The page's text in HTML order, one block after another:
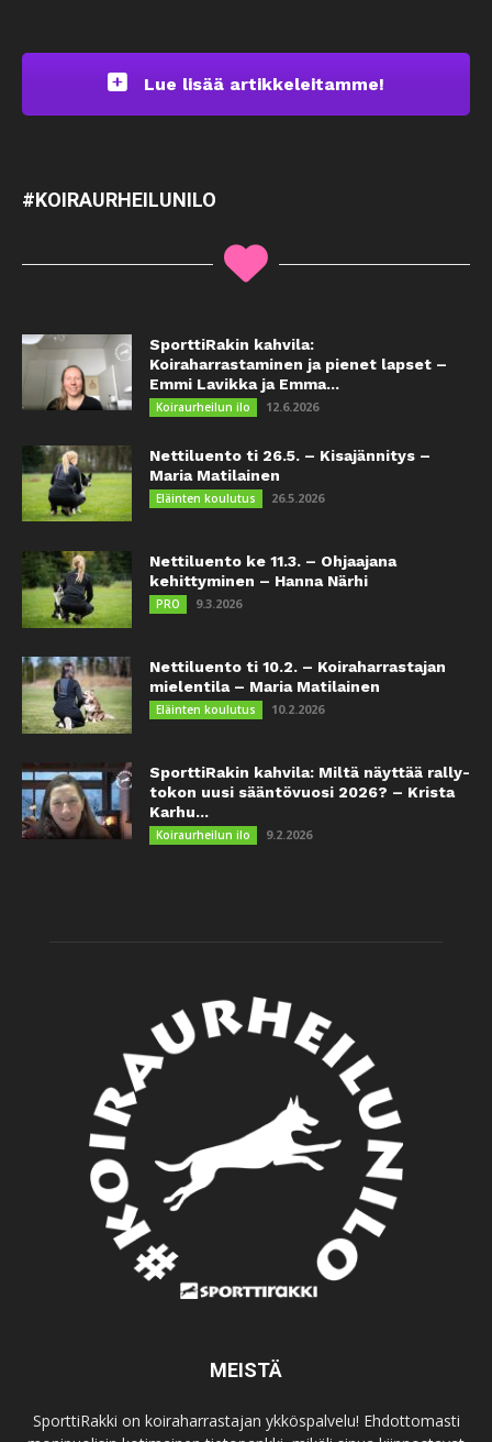
Lue lisää artikkeleitamme!
#KOIRAURHEILUNILO
SporttiRakin kahvila:
Koiraharrastaminen ja pienet lapset –
Emmi Lavikka ja Emma...
Koiraurheilun ilo 12.6.2026
Nettiluento ti 26.5. – Kisajännitys –
Maria Matilainen
Eläinten koulutus 26.5.2026
Nettiluento ke 11.3. – Ohjaajana
kehittyminen – Hanna Närhi
PRO 9.3.2026
Nettiluento ti 10.2. – Koiraharrastajan
mielentila – Maria Matilainen
Eläinten koulutus 10.2.2026
SporttiRakin kahvila: Miltä näyttää rally-
tokon uusi sääntövuosi 2026? – Krista
Karhu...
Koiraurheilun ilo 9.2.2026
MEISTÄ
SporttiRakki on koiraharrastajan ykköspalvelu! Ehdottomasti